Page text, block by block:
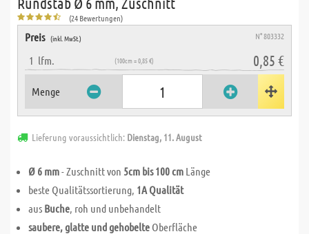
(24 Bewertungen)
Preis (inkl. MwSt.) N° 803332
1 lfm. (100cm = 0,85 €) 0,85 €
Menge
Lieferung voraussichtlich: Dienstag, 11. August
Ø 6 mm- Zuschnitt von 5cm bis 100 cm Länge
beste Qualitätssortierung, 1A Qualität
aus Buche, roh und unbehandelt
saubere, glatte und gehobelte Oberfläche